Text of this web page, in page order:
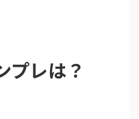
プレは？